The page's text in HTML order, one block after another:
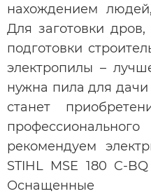
нахождением
Для заготовки
подготовки
электропилы –
нужна пила для
станет
рекомендуем
STIHL MSE 180 C-
Оснащенные